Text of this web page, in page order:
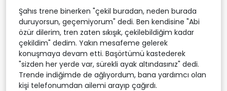
Şahıs trene binerken "çekil buradan, neden burada
duruyorsun, geçemiyorum" dedi. Ben kendisine "Abi
özür dilerim, tren zaten sıkışık, çekilebildiğim kadar
çekildim" dedim. Yakın mesafeme gelerek
konuşmaya devam etti. Başörtümü kastederek
"sizden her yerde var, sürekli ayak altındasınız" dedi.
Trende indiğimde de ağlıyordum, bana yardımcı olan
kişi telefonumdan ailemi arayıp çağırdı.